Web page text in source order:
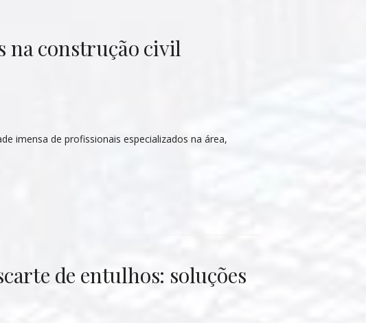
na construção civil
imensa de profissionais especializados na área,
de entulhos: soluções